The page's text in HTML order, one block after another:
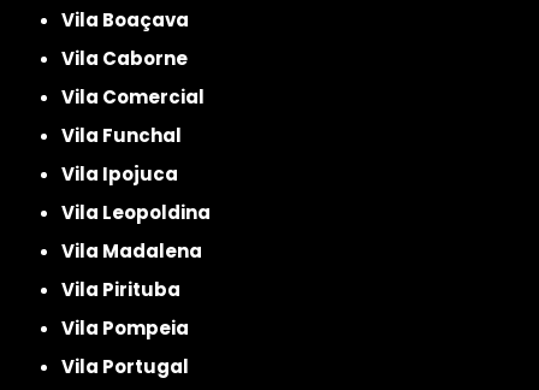
Vila Boaçava
Vila Caborne
Vila Comercial
Vila Funchal
Vila Ipojuca
Vila Leopoldina
Vila Madalena
Vila Pirituba
Vila Pompeia
Vila Portugal